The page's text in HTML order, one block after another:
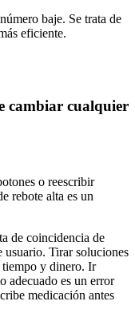
baje. Se trata de
eficiente.
cambiar cualquier
o reescribir
rebote alta es un
de coincidencia de
usuario. Tirar soluciones
tiempo y dinero. Ir
adecuado es un error
medicación antes